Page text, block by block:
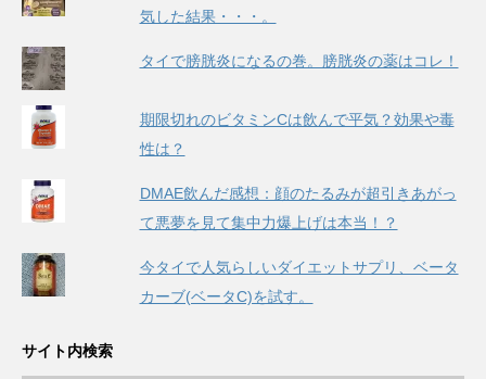
気した結果・・・。
タイで膀胱炎になるの巻。膀胱炎の薬はコレ！
期限切れのビタミンCは飲んで平気？効果や毒
性は？
DMAE飲んだ感想：顔のたるみが超引きあがっ
て悪夢を見て集中力爆上げは本当！？
今タイで人気らしいダイエットサプリ、ベータ
カーブ(ベータC)を試す。
サイト内検索